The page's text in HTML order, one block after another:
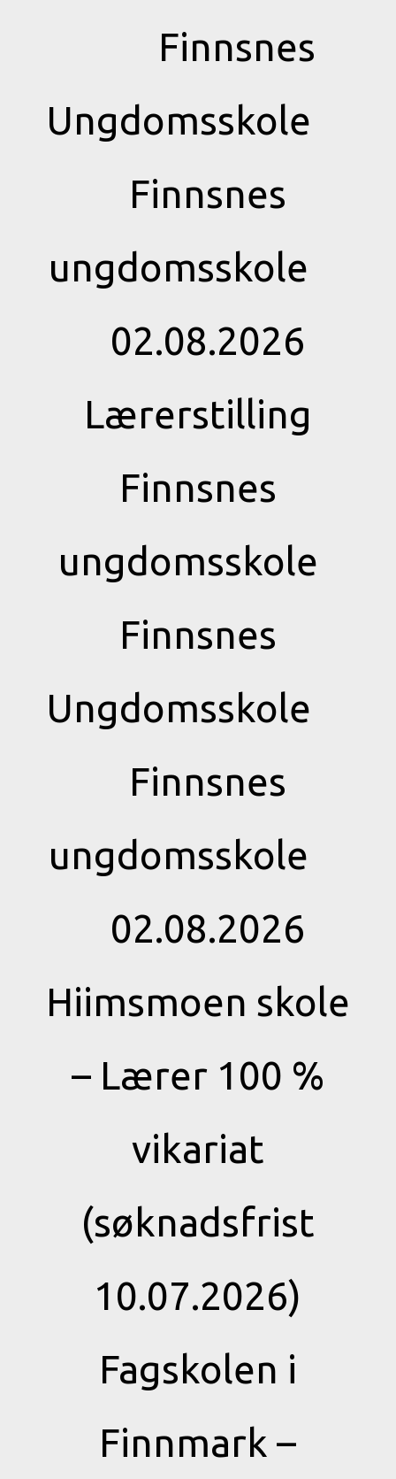
Finnsnes
Ungdomsskole
Finnsnes
ungdomsskole
02.08.2026
Lærerstilling
Finnsnes
ungdomsskole
Finnsnes
Ungdomsskole
Finnsnes
ungdomsskole
02.08.2026
Hiimsmoen skole
– Lærer 100 %
vikariat
(søknadsfrist
10.07.2026)
Fagskolen i
Finnmark –